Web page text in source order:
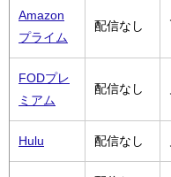
Amazon
プライム
配信なし
FODプレ
ミアム
配信なし
Hulu 配信なし